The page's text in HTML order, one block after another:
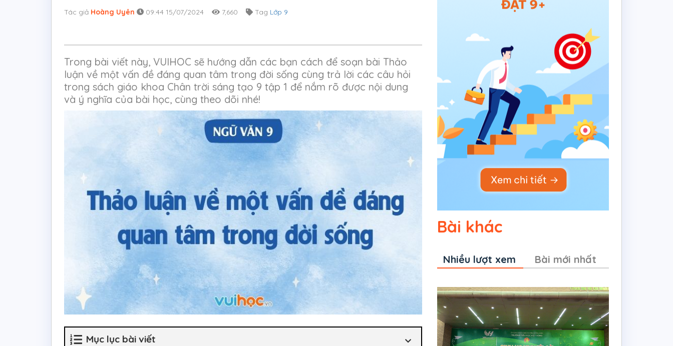
Tác giả Hoàng Uyên 09:44 15/07/2024 7,660 Tag Lớp 9
Trong bài viết này, VUIHOC sẽ hướng dẫn các bạn cách để soạn bài Thảo
luận về một vấn đề đáng quan tâm trong đời sống cùng trả lời các câu hỏi
trong sách giáo khoa Chân trời sáng tạo 9 tập 1 để nắm rõ được nội dung
và ý nghĩa của bài học, cùng theo dõi nhé!
Mục lục bài viết
Bài khác
Nhiều lượt xem Bài mới nhất